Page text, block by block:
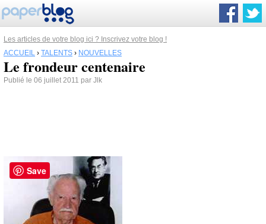
Les articles de votre blog ici ? Inscrivez votre blog !
ACCUEIL › TALENTS › NOUVELLES
Le frondeur centenaire
Publié le 06 juillet 2011 par Jlk
Save